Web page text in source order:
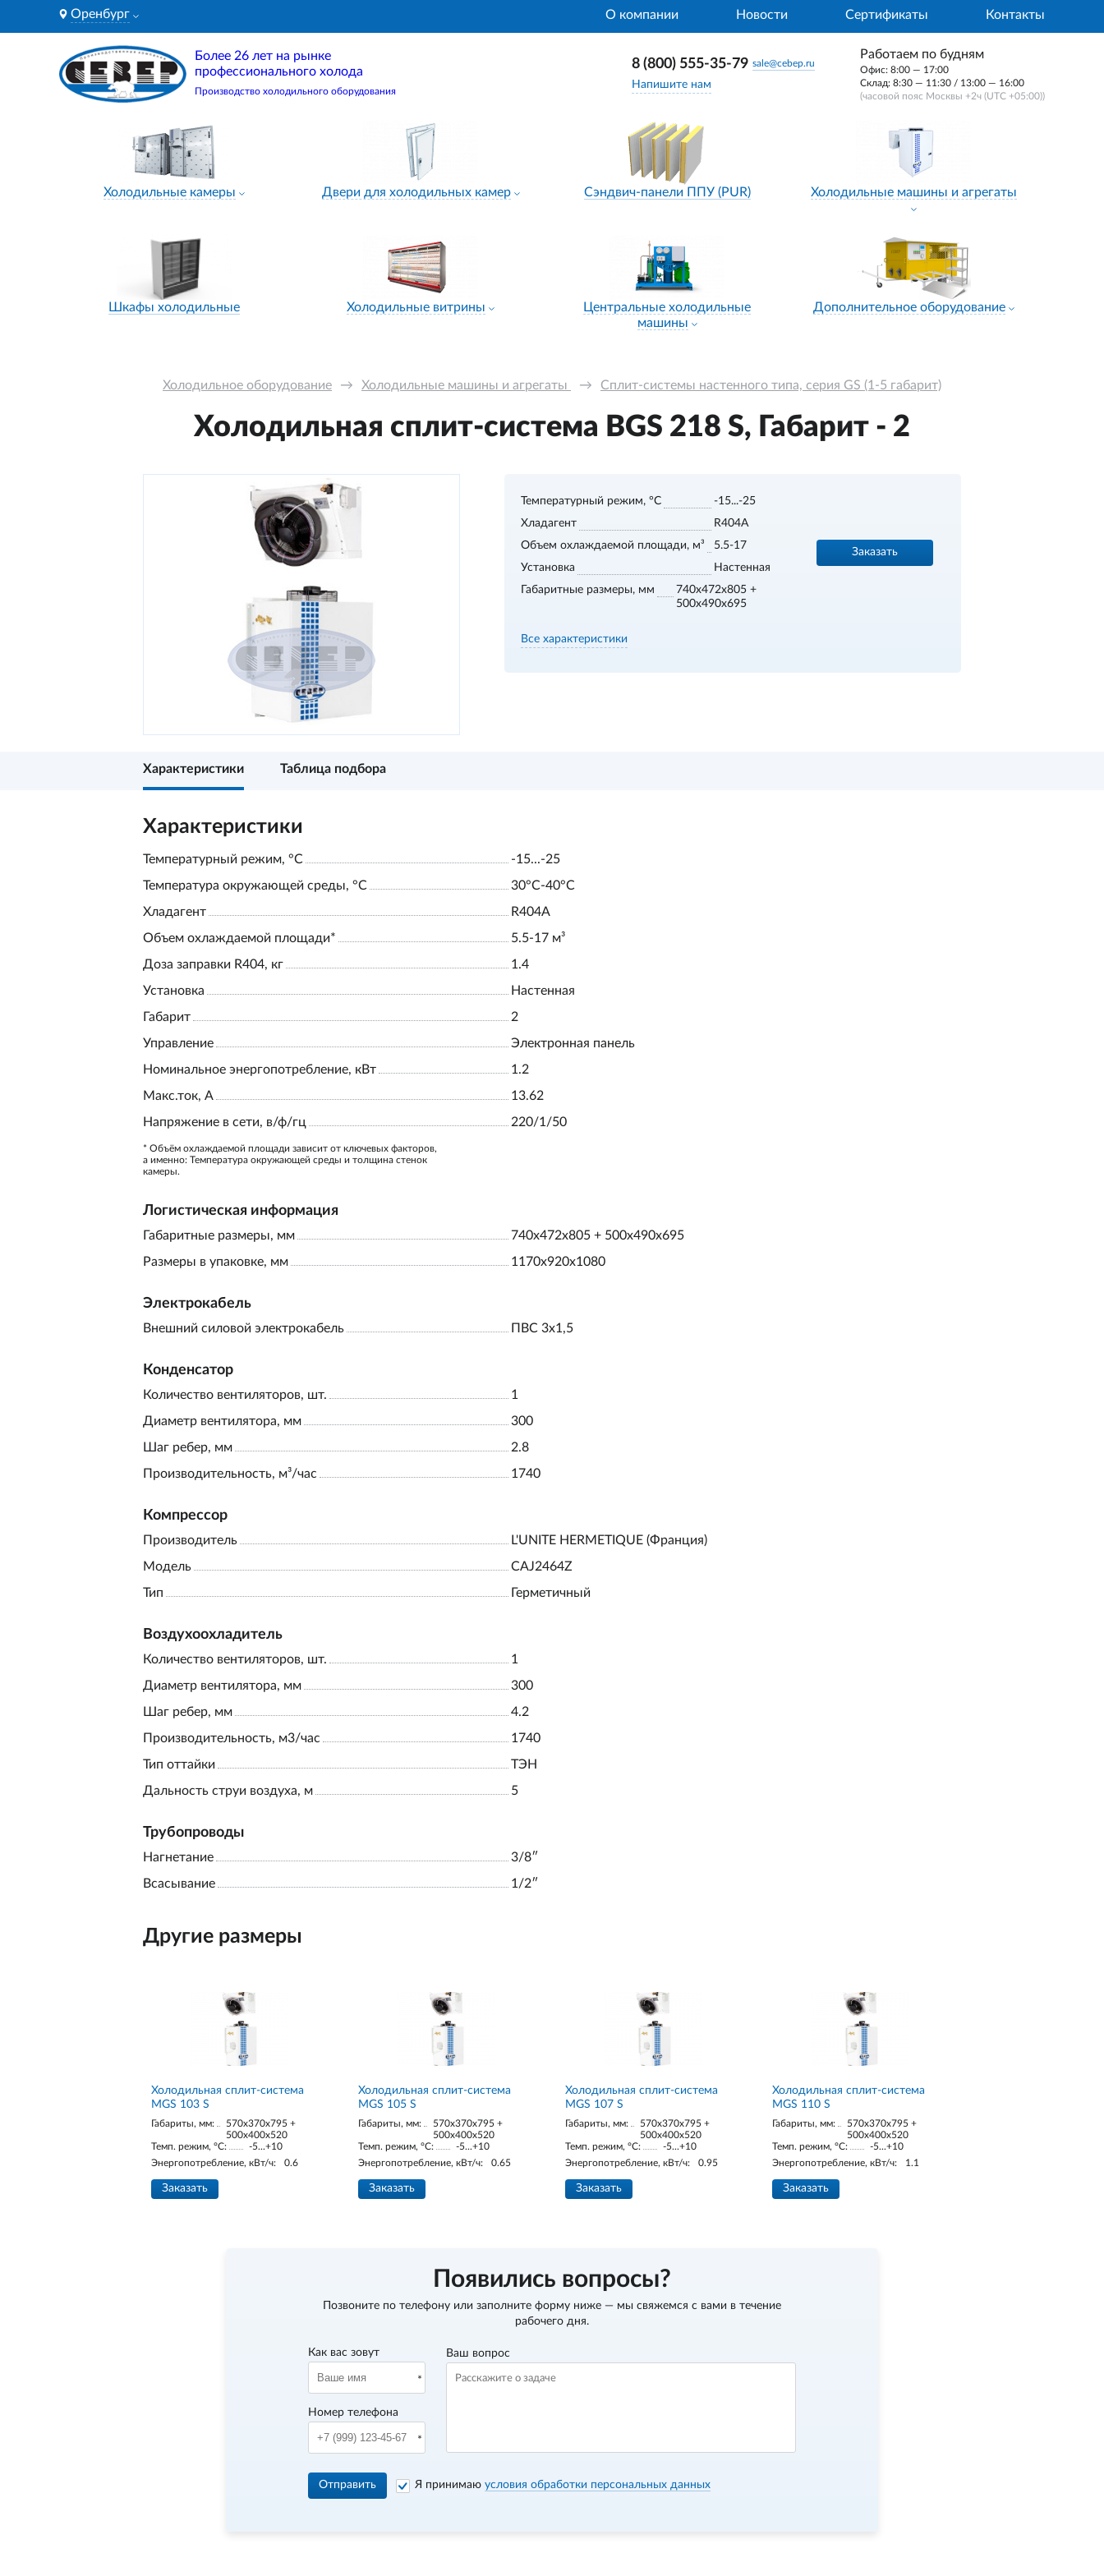
Оренбург О компании Новости Сертификаты Контакты
Более 26 лет на рынке
профессионального холода
Производство холодильного оборудования
8 (800) 555-35-79 sale@cebep.ru
Напишите нам
Работаем по будням
Офис: 8:00 — 17:00
Склад: 8:30 — 11:30 / 13:00 — 16:00
(часовой пояс Москвы +2ч (UTC +05:00))
Холодильные камеры Двери для холодильных камер Сэндвич-панели ППУ (PUR) Холодильные машины и агрегаты
Шкафы холодильные Холодильные витрины
Центральные холодильные
машины
Дополнительное оборудование
Холодильное оборудование → Холодильные машины и агрегаты → Сплит-системы настенного типа, серия GS (1-5 габарит)
Холодильная сплит-система BGS 218 S, Габарит - 2
Температурный режим, °С
-15...-25
Хладагент
R404A
Объем охлаждаемой площади, м³
5.5-17
Установка
Настенная
Габаритные размеры, мм
740x472x805 +
500x490x695
Заказать
Все характеристики
Характеристики Таблица подбора
Характеристики
Температурный режим, °С
-15...-25
Температура окружающей среды, °С
30°С-40°С
Хладагент
R404A
Объем охлаждаемой площади*
5.5-17 м³
Доза заправки R404, кг
1.4
Установка
Настенная
Габарит
2
Управление
Электронная панель
Номинальное энергопотребление, кВт
1.2
Макс.ток, А
13.62
Напряжение в сети, в/ф/гц
220/1/50
* Объём охлаждаемой площади зависит от ключевых факторов,
а именно: Температура окружающей среды и толщина стенок
камеры.
Логистическая информация
Габаритные размеры, мм
740x472x805 + 500x490x695
Размеры в упаковке, мм
1170x920x1080
Электрокабель
Внешний силовой электрокабель ПВС 3х1,5
Конденсатор
Количество вентиляторов, шт.
1
Диаметр вентилятора, мм
300
Шаг ребер, мм
2.8
Производительность, м³/час
1740
Компрессор
Производитель
L'UNITE HERMETIQUE (Франция)
Модель
CAJ2464Z
Тип
Герметичный
Воздухоохладитель
Количество вентиляторов, шт.
1
Диаметр вентилятора, мм
300
Шаг ребер, мм
4.2
Производительность, м3/час
1740
Тип оттайки
ТЭН
Дальность струи воздуха, м
5
Трубопроводы
Нагнетание
3/8ʺ
Всасывание
1/2ʺ
Другие размеры
Холодильная сплит-система
MGS 103 S
Габариты, мм:
570x370x795 +
500x400x520
Темп. режим, °С:
-5...+10
Энергопотребление, кВт/ч:
0.6
Заказать
Холодильная сплит-система
MGS 105 S
Габариты, мм:
570x370x795 +
500x400x520
Темп. режим, °С:
-5...+10
Энергопотребление, кВт/ч:
0.65
Заказать
Холодильная сплит-система
MGS 107 S
Габариты, мм:
570x370x795 +
500x400x520
Темп. режим, °С:
-5...+10
Энергопотребление, кВт/ч:
0.95
Заказать
Холодильная сплит-система
MGS 110 S
Габариты, мм:
570x370x795 +
500x400x520
Темп. режим, °С:
-5...+10
Энергопотребление, кВт/ч:
1.1
Заказать
Появились вопросы?
Позвоните по телефону или заполните форму ниже — мы свяжемся с вами в течение
рабочего дня.
Как вас зовут
Номер телефона
Ваш вопрос
Отправить Я принимаю условия обработки персональных данных